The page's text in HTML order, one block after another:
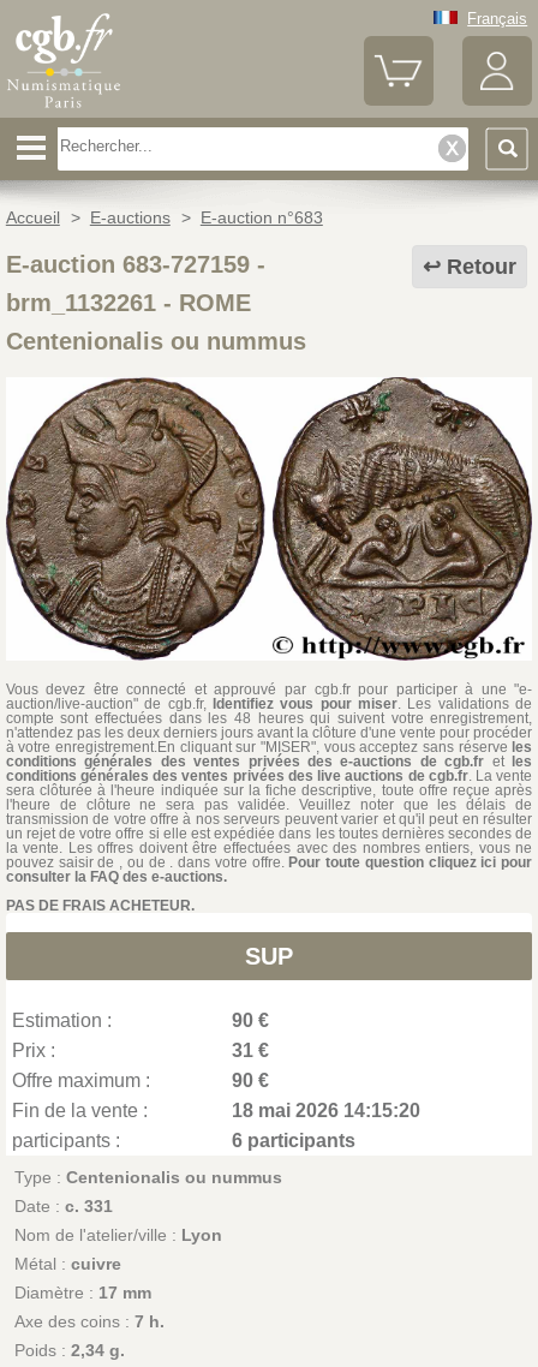
Français
Accueil > E-auctions > E-auction n°683
Retour
E-auction 683-727159 -
brm_1132261- ROME
Centenionalis ou nummus
Vous devez être connecté et approuvé par cgb.fr pour participer à une "e-
auction/live-auction" de cgb.fr, Identifiez vous pour miser . Les validations de
compte sont effectuées dans les 48 heures qui suivent votre enregistrement,
n'attendez pas les deux derniers jours avant la clôture d'une vente pour procéder
à votre enregistrement.En cliquant sur "MISER", vous acceptez sans réserve les
conditions générales des ventes privées des e-auctions de cgb.fr et les
conditions générales des ventes privées des live auctions de cgb.fr. La vente
sera clôturée à l'heure indiquée sur la fiche descriptive, toute offre reçue après
l'heure de clôture ne sera pas validée. Veuillez noter que les délais de
transmission de votre offre à nos serveurs peuvent varier et qu'il peut en résulter
un rejet de votre offre si elle est expédiée dans les toutes dernières secondes de
la vente. Les offres doivent être effectuées avec des nombres entiers, vous ne
pouvez saisir de , ou de . dans votre offre.Pour toute question cliquez ici pour
consulter la FAQ des e-auctions.
PAS DE FRAIS ACHETEUR.
SUP
Estimation :
90 €
Prix :
31 €
Offre maximum :
90 €
Fin de la vente :
18 mai 2026 14:15:20
participants :
6 participants
Type : Centenionalis ou nummus
Date : c. 331
Nom de l'atelier/ville : Lyon
Métal : cuivre
Diamètre : 17 mm
Axe des coins : 7 h.
Poids : 2,34 g.